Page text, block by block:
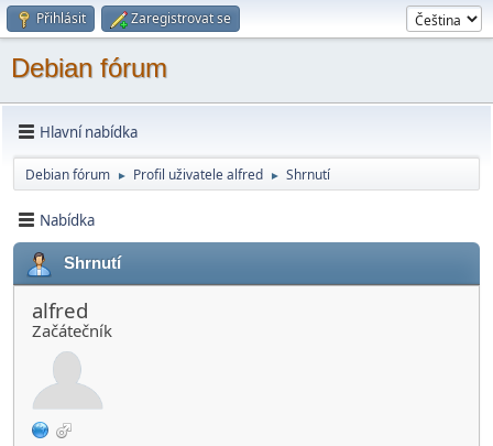
Přihlásit Zaregistrovat se
Debian fórum
Hlavní nabídka
Debian fórum ► Profil uživatele alfred ► Shrnutí
Nabídka
Shrnutí
alfred
Začátečník